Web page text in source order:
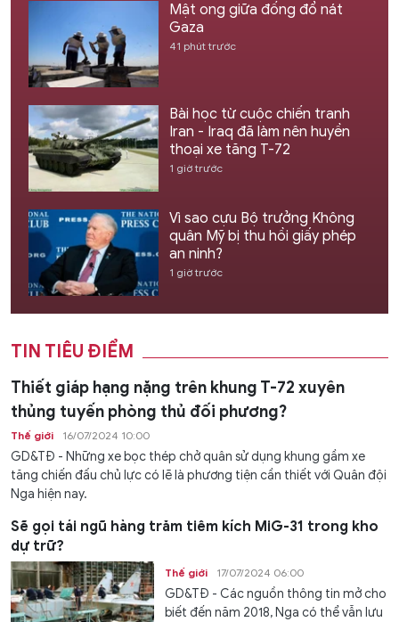
Mật ong giữa đống đổ nát
Gaza
41 phút trước
Bài học từ cuộc chiến tranh
Iran - Iraq đã làm nên huyền
thoại xe tăng T-72
1 giờ trước
Vì sao cựu Bộ trưởng Không
quân Mỹ bị thu hồi giấy phép
an ninh?
1 giờ trước
TIN TIÊU ĐIỂM
Thiết giáp hạng nặng trên khung T-72 xuyên
thủng tuyến phòng thủ đối phương?
Thế giới 16/07/2024 10:00
GD&TĐ - Những xe bọc thép chở quân sử dụng khung gầm xe
tăng chiến đấu chủ lực có lẽ là phương tiện cần thiết với Quân đội
Nga hiện nay.
Sẽ gọi tái ngũ hàng trăm tiêm kích MiG-31 trong kho
dự trữ?
Thế giới 17/07/2024 06:00
GD&TĐ - Các nguồn thông tin mở cho
biết đến năm 2018, Nga có thể vẫn lưu